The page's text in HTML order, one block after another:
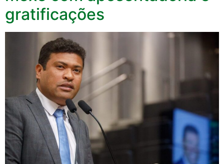
gratificações